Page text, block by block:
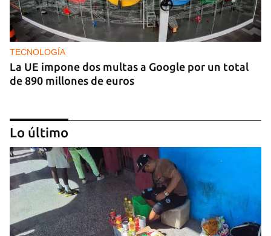
TECNOLOGÍA
La UE impone dos multas a Google por un total
de 890 millones de euros
Lo último